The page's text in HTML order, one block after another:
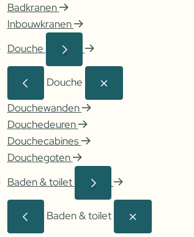
Badkranen
Inbouwkranen
Douche
Douche
Douchewanden
Douchedeuren
Douchecabines
Douchegoten
Baden & toilet
Baden & toilet